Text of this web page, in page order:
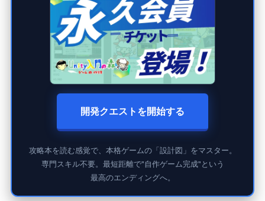
開発クエストを開始する
攻略本を読む感覚で、本格ゲームの「設計図」をマスター。
専門スキル不要。最短距離で"自作ゲーム完成"という
最高のエンディングへ。